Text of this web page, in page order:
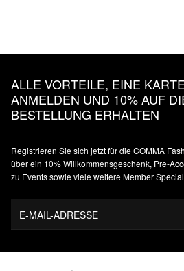
ALLE VORTEILE, EINE
ANMELDEN UND 10% AUF
BESTELLUNG ERHALTEN
Registrieren Sie sich jetzt für die COMMA
über ein 10% Willkommensgeschenk, Pre-
zu Events sowie viele weitere Member
E-MAIL-ADRESSE